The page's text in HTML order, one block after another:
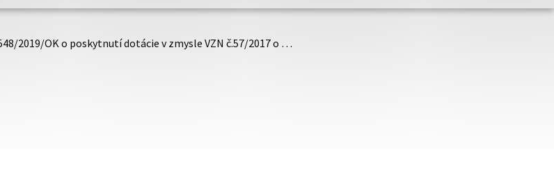
2019/OK o poskytnutí dotácie v zmysle VZN č.57/2017 o …